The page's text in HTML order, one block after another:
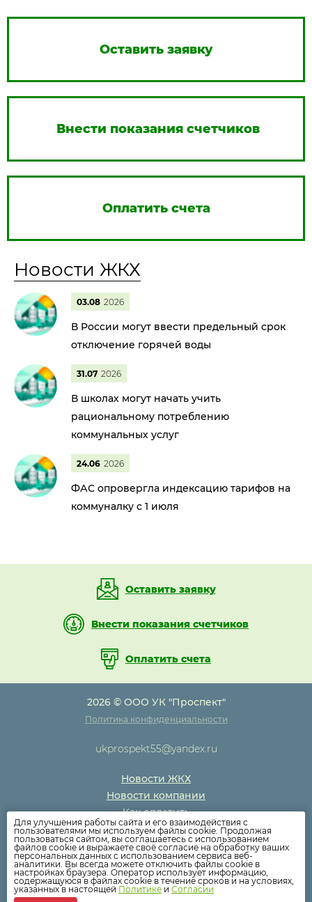
Оставить заявку
Внести показания счетчиков
Оплатить счета
Новости ЖКХ
03.08 2026
В России могут ввести предельный срок
отключение горячей воды
31.07 2026
В школах могут начать учить
рациональному потреблению
коммунальных услуг
24.06 2026
ФАС опровергла индексацию тарифов на
коммуналку с 1 июля
Оставить заявку
Внести показания счетчиков
Оплатить счета
2026 © ООО УК "Проспект"
Политика конфиденциальности
ukprospekt55@yandex.ru
Новости ЖКХ
Новости компании
Как оплатить
Дома
Раскрытие информации
Вопросы
Для улучшения работы сайта и его взаимодействия с
пользователями мы используем файлы cookie. Продолжая
пользоваться сайтом, вы соглашаетесь с использованием
файлов cookie и выражаете своё согласие на обработку ваших
персональных данных с использованием сервиса веб-
аналитики. Вы всегда можете отключить файлы cookie в
настройках браузера. Оператор использует информацию,
содержащуюся в файлах cookie в течение сроков и на условиях,
указанных в настоящей Политике и Согласии